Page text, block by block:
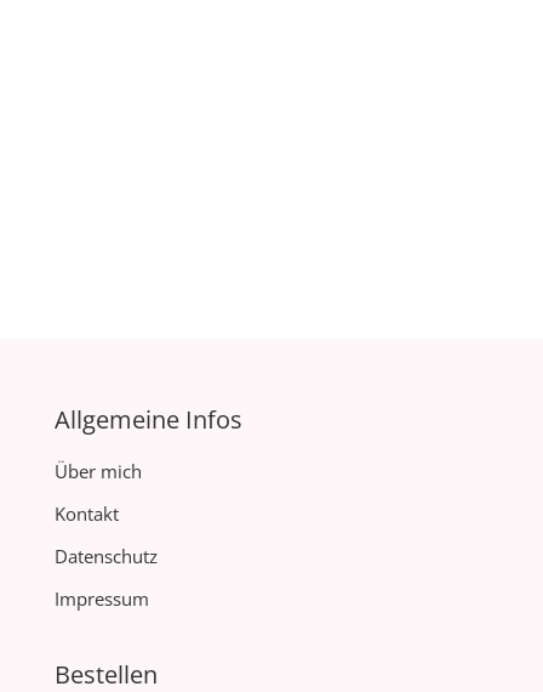
Allgemeine Infos
Über mich
Kontakt
Datenschutz
Impressum
Bestellen